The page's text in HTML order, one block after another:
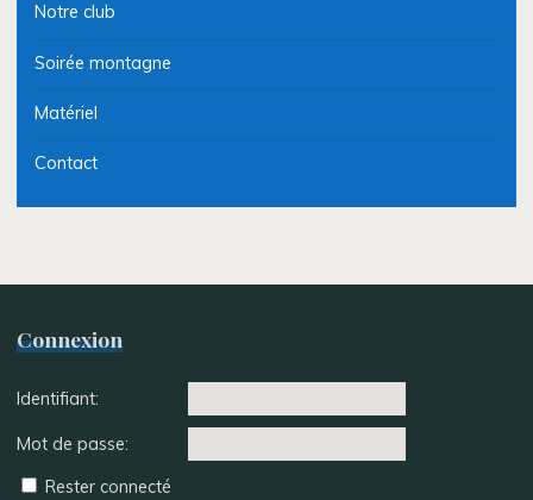
Notre club
Soirée montagne
Matériel
Contact
Connexion
Identifiant:
Mot de passe:
Rester connecté